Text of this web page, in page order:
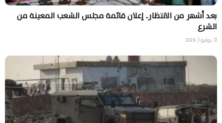
بعد أشهر من الانتظار.. إعلان قائمة مجلس الشعب المعينة من
الشرع
يوليو 1, 2026